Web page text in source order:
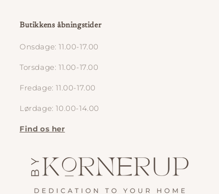
Butikkens åbningstider
Onsdage: 11.00-17.00
Torsdage: 11.00-17.00
Fredage: 11.00-17.00
Lørdage: 10.00-14.00
Find os her